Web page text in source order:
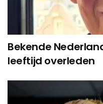
Bekende
leeftijd overleden